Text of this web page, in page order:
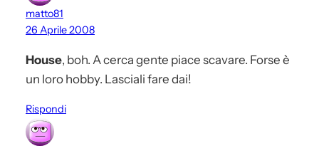
matto81
26 Aprile 2008
House, boh. A cerca gente piace scavare. Forse è
un loro hobby. Lasciali fare dai!
Rispondi